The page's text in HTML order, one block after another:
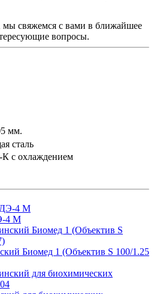
мы свяжемся с вами в ближайшее
вопросы.
мм.
сталь
4 М
Биомед 1 (Объектив S 100/1.25